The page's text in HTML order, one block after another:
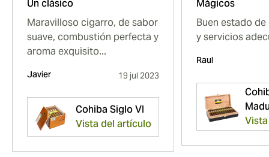
Un clásico
Maravilloso cigarro, de sabor
suave, combustión perfecta y
aroma exquisito...
Javier 19 jul 2023
Cohiba Siglo VI
Vista del artículo
Mágicos
Buen estado
y servicios
Raul